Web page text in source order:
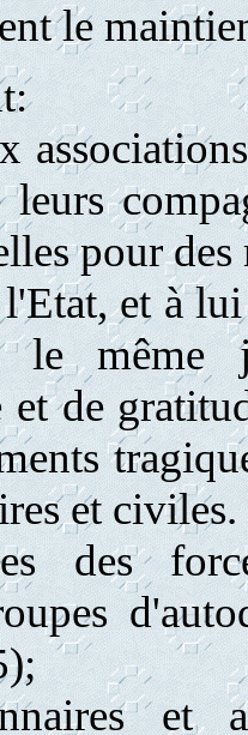
le
pour
et à
même
et de
et
des
et